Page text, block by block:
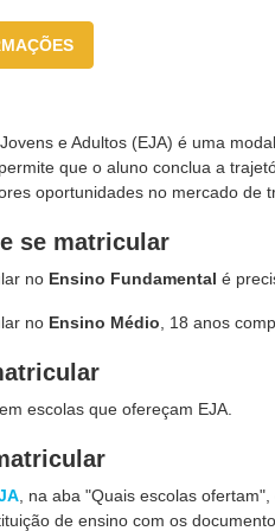
e Adultos (EJA) é uma
que o aluno conclua a
oportunidades no mercado de
se matricular
no Ensino Fundamental é
no Ensino Médio , 18 anos
escolas que ofereçam EJA.
, na aba "Quais escolas
de ensino com os